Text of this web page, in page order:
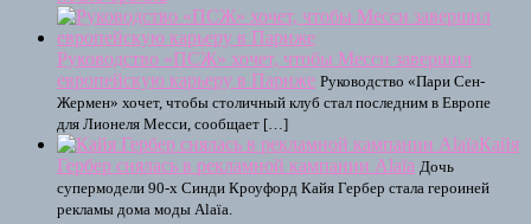
Руководство «ПСЖ» хочет, чтобы Месси завершил
европейскую карьеру в Париже Руководство «Пари Сен-
Жермен» хочет, чтобы столичный клуб стал последним в Европе
для Лионеля Месси, сообщает […]
Кайя
Гербер снялась в рекламной кампании Alaïa Дочь
супермодели 90-х Синди Кроуфорд Кайя Гербер стала героиней
рекламы дома моды Alaïa.